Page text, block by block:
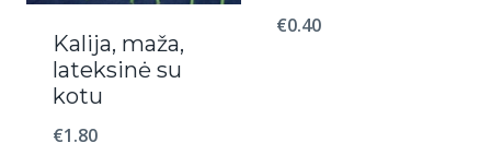
Kalija, maža,
lateksinė su
kotu
€1.80
€0.40